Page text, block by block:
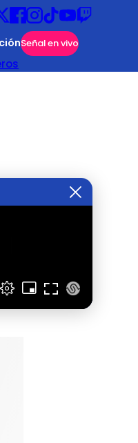
Señal en vivo